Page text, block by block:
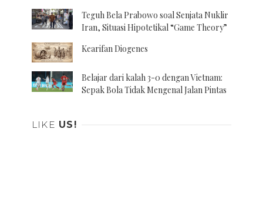
Teguh Bela Prabowo soal Senjata Nuklir
Iran, Situasi Hipotetikal “Game Theory”
Kearifan Diogenes
Belajar dari kalah 3-0 dengan Vietnam:
Sepak Bola Tidak Mengenal Jalan Pintas
LIKE US!